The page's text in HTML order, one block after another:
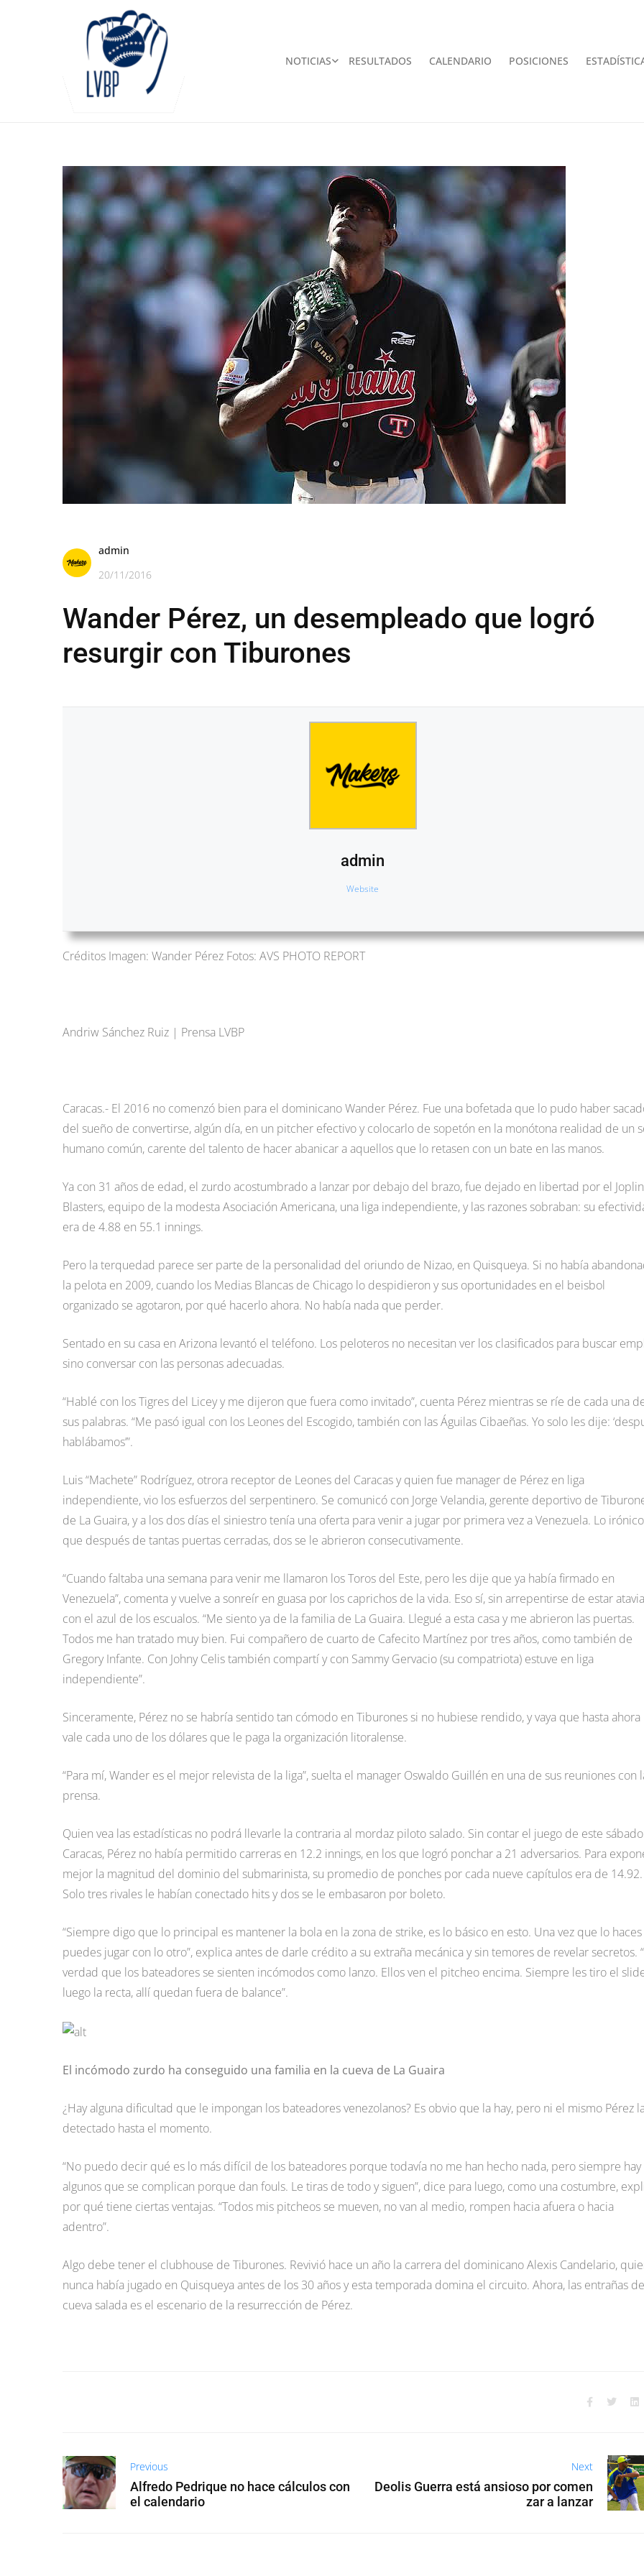
NOTICIAS RESULTADOS CALENDARIO POSICIONES
admin
20/11/2016
Wander Pérez, un desempleado que logró
resurgir con Tiburones
admin
Website
Créditos Imagen: Wander Pérez Fotos: AVS PHOTO REPORT
Andriw Sánchez Ruiz | Prensa LVBP
Caracas.- El 2016 no comenzó bien para el dominicano Wander Pérez. Fue una bofetada que lo pudo haber
del sueño de convertirse, algún día, en un pitcher efectivo y colocarlo de sopetón en la monótona realidad de un
humano común, carente del talento de hacer abanicar a aquellos que lo retasen con un bate en las manos.
Ya con 31 años de edad, el zurdo acostumbrado a lanzar por debajo del brazo, fue dejado en libertad por el Joplin
Blasters, equipo de la modesta Asociación Americana, una liga independiente, y las razones sobraban: su
era de 4.88 en 55.1 innings.
Pero la terquedad parece ser parte de la personalidad del oriundo de Nizao, en Quisqueya. Si no había
la pelota en 2009, cuando los Medias Blancas de Chicago lo despidieron y sus oportunidades en el beisbol
organizado se agotaron, por qué hacerlo ahora. No había nada que perder.
Sentado en su casa en Arizona levantó el teléfono. Los peloteros no necesitan ver los clasificados para buscar
sino conversar con las personas adecuadas.
“Hablé con los Tigres del Licey y me dijeron que fuera como invitado”, cuenta Pérez mientras se ríe de cada una
sus palabras. “Me pasó igual con los Leones del Escogido, también con las Águilas Cibaeñas. Yo solo les dije:
hablábamos’”.
Luis “Machete” Rodríguez, otrora receptor de Leones del Caracas y quien fue manager de Pérez en liga
independiente, vio los esfuerzos del serpentinero. Se comunicó con Jorge Velandia, gerente deportivo de
de La Guaira, y a los dos días el siniestro tenía una oferta para venir a jugar por primera vez a Venezuela. Lo
que después de tantas puertas cerradas, dos se le abrieron consecutivamente.
“Cuando faltaba una semana para venir me llamaron los Toros del Este, pero les dije que ya había firmado en
Venezuela”, comenta y vuelve a sonreír en guasa por los caprichos de la vida. Eso sí, sin arrepentirse de estar
con el azul de los escualos. “Me siento ya de la familia de La Guaira. Llegué a esta casa y me abrieron las puertas.
Todos me han tratado muy bien. Fui compañero de cuarto de Cafecito Martínez por tres años, como también de
Gregory Infante. Con Johny Celis también compartí y con Sammy Gervacio (su compatriota) estuve en liga
independiente”.
Sinceramente, Pérez no se habría sentido tan cómodo en Tiburones si no hubiese rendido, y vaya que hasta ahora
vale cada uno de los dólares que le paga la organización litoralense.
“Para mí, Wander es el mejor relevista de la liga”, suelta el manager Oswaldo Guillén en una de sus reuniones con
prensa.
Quien vea las estadísticas no podrá llevarle la contraria al mordaz piloto salado. Sin contar el juego de este
Caracas, Pérez no había permitido carreras en 12.2 innings, en los que logró ponchar a 21 adversarios. Para
mejor la magnitud del dominio del submarinista, su promedio de ponches por cada nueve capítulos era de 14.92.
Solo tres rivales le habían conectado hits y dos se le embasaron por boleto.
“Siempre digo que lo principal es mantener la bola en la zona de strike, es lo básico en esto. Una vez que lo haces
puedes jugar con lo otro”, explica antes de darle crédito a su extraña mecánica y sin temores de revelar secretos.
verdad que los bateadores se sienten incómodos como lanzo. Ellos ven el pitcheo encima. Siempre les tiro el
luego la recta, allí quedan fuera de balance”.
El incómodo zurdo ha conseguido una familia en la cueva de La Guaira
¿Hay alguna dificultad que le impongan los bateadores venezolanos? Es obvio que la hay, pero ni el mismo Pérez
detectado hasta el momento.
“No puedo decir qué es lo más difícil de los bateadores porque todavía no me han hecho nada, pero siempre hay
algunos que se complican porque dan fouls. Le tiras de todo y siguen”, dice para luego, como una costumbre,
por qué tiene ciertas ventajas. “Todos mis pitcheos se mueven, no van al medio, rompen hacia afuera o hacia
adentro”.
Algo debe tener el clubhouse de Tiburones. Revivió hace un año la carrera del dominicano Alexis Candelario,
nunca había jugado en Quisqueya antes de los 30 años y esta temporada domina el circuito. Ahora, las entrañas
cueva salada es el escenario de la resurrección de Pérez.
Previous
Alfredo Pedrique no hace cálculos con
el calendario
Next
Deolis Guerra está ansioso por comen
zar a lanzar